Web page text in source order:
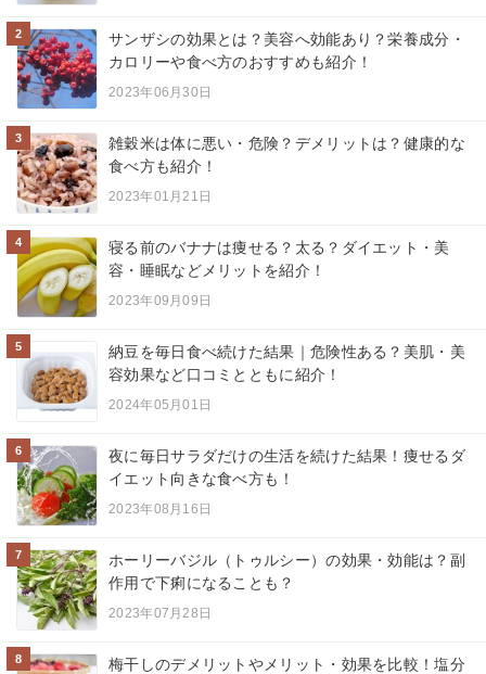
2
サンザシの効果とは？美容へ効能あり？栄養成分・
カロリーや食べ方のおすすめも紹介！
2023年06月30日
3
雑穀米は体に悪い・危険？デメリットは？健康的な
食べ方も紹介！
2023年01月21日
4
寝る前のバナナは痩せる？太る？ダイエット・美
容・睡眠などメリットを紹介！
2023年09月09日
5
納豆を毎日食べ続けた結果｜危険性ある？美肌・美
容効果など口コミとともに紹介！
2024年05月01日
6
夜に毎日サラダだけの生活を続けた結果！痩せるダ
イエット向きな食べ方も！
2023年08月16日
7
ホーリーバジル（トゥルシー）の効果・効能は？副
作用で下痢になることも？
2023年07月28日
8
梅干しのデメリットやメリット・効果を比較！塩分